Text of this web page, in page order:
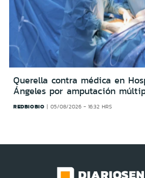
Querella contra médica en
Ángeles por amputación
REDBIOBIO 05/08/2026 - 16:32 HRS